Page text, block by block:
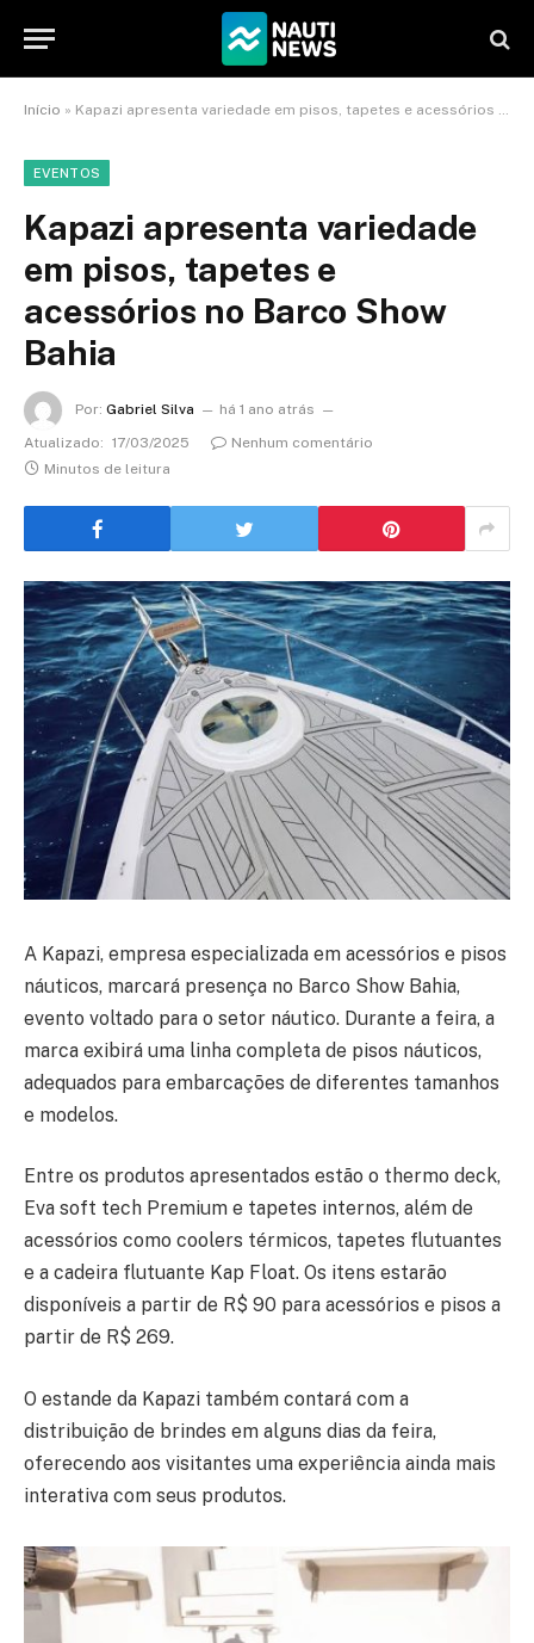
Início » Kapazi apresenta variedade em pisos, tapetes e acessórios no Barco Show Bahia
EVENTOS
Kapazi apresenta variedade
em pisos, tapetes e
acessórios no Barco Show
Bahia
Por: Gabriel Silva
há 1 ano atrás
Atualizado: 17/03/2025
Nenhum comentário
Minutos de leitura
A Kapazi, empresa especializada em acessórios e pisos
náuticos, marcará presença no Barco Show Bahia,
evento voltado para o setor náutico. Durante a feira, a
marca exibirá uma linha completa de pisos náuticos,
adequados para embarcações de diferentes tamanhos
e modelos.
Entre os produtos apresentados estão o thermo deck,
Eva soft tech Premium e tapetes internos, além de
acessórios como coolers térmicos, tapetes flutuantes
e a cadeira flutuante Kap Float. Os itens estarão
disponíveis a partir de R$ 90 para acessórios e pisos a
partir de R$ 269.
O estande da Kapazi também contará com a
distribuição de brindes em alguns dias da feira,
oferecendo aos visitantes uma experiência ainda mais
interativa com seus produtos.